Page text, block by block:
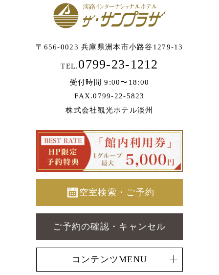
〒656-0023 兵庫県洲本市小路谷1279-13
TEL.0799-23-1212
受付時間 9:00〜18:00
FAX.0799-22-5823
株式会社観光ホテル淡州
空室検索・ご予約
ご予約の確認・キャンセル
コンテンツMENU